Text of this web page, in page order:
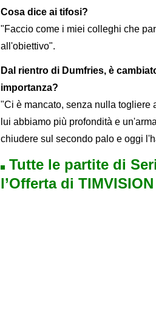
Cosa dice ai tifosi?
"Faccio come i miei colleghi che
all'obiettivo".
Dal rientro di Dumfries, è
importanza?
"Ci è mancato, senza nulla togliere
lui abbiamo più profondità e
chiudere sul secondo palo e oggi
Tutte le partite di
l’Offerta di